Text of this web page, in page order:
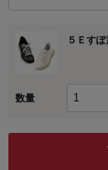
５Ｅす
数量